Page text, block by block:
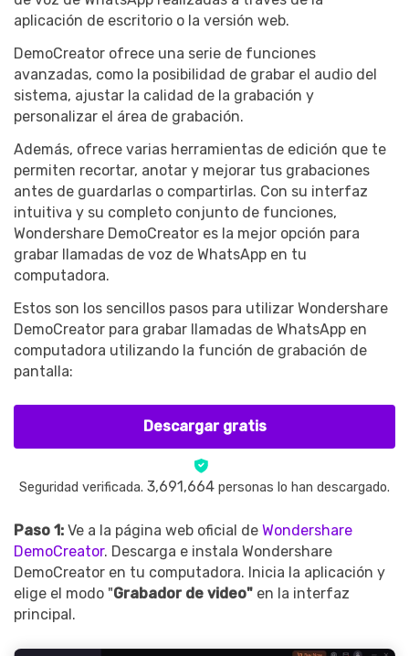
aplicación de escritorio o la versión web.
DemoCreator ofrece una serie de funciones
avanzadas, como la posibilidad de grabar el audio del
sistema, ajustar la calidad de la grabación y
personalizar el área de grabación.
Además, ofrece varias herramientas de edición que te
permiten recortar, anotar y mejorar tus grabaciones
antes de guardarlas o compartirlas. Con su interfaz
intuitiva y su completo conjunto de funciones,
Wondershare DemoCreator es la mejor opción para
grabar llamadas de voz de WhatsApp en tu
computadora.
Estos son los sencillos pasos para utilizar Wondershare
DemoCreator para grabar llamadas de WhatsApp en
computadora utilizando la función de grabación de
pantalla:
Descargar gratis
Seguridad verificada. 3,691,664 personas lo han descargado.
Paso 1: Ve a la página web oficial de Wondershare
DemoCreator. Descarga e instala Wondershare
DemoCreator en tu computadora. Inicia la aplicación y
elige el modo "Grabador de video" en la interfaz
principal.